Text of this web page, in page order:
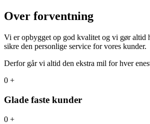
Over forventning
Vi er opbygget op god kvalitet og vi gør altid
sikre den personlige service for vores kunder.
Derfor går vi altid den ekstra mil for hver
0 +
Glade faste kunder
0 +